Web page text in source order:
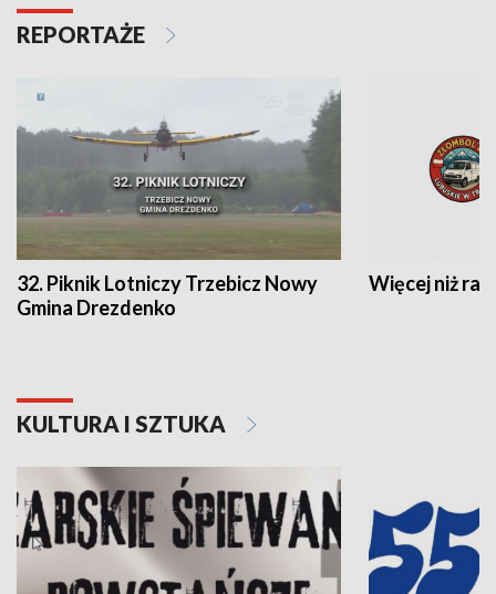
REPORTAŻE
32. Piknik Lotniczy Trzebicz Nowy
Gmina Drezdenko
Więcej niż rajd
KULTURA I SZTUKA